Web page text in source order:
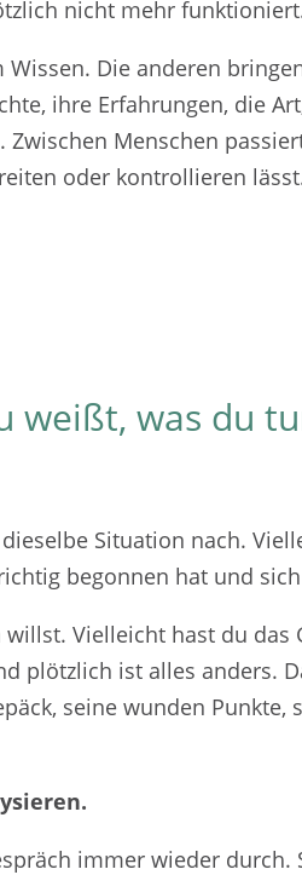
nicht mehr
Die anderen
ihre Erfahrungen, die
Zwischen Menschen
oder kontrollieren
weißt, was du
Situation nach.
begonnen hat und
willst. Vielleicht hast du
plötzlich ist alles anders.
seine wunden
immer wieder